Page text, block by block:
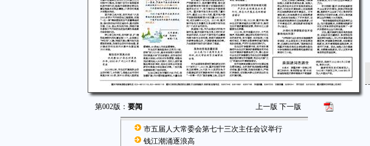
第002版： 要闻 上一版 下一版
市五届人大常委会第七十三次主任会议举行
钱江潮涌逐浪高